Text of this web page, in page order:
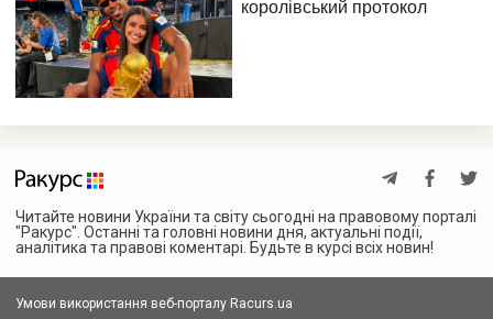
Читайте новини України та світу сьогодні на правовому порталі
"Ракурс". Останні та головні новини дня, актуальні події,
аналітика та правові коментарі. Будьте в курсі всіх новин!
Умови використання веб-порталу Racurs.ua